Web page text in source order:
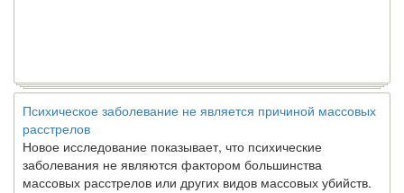
Психическое заболевание не является причиной массовых
расстрелов
Новое исследование показывает, что психические
заболевания не являются фактором большинства
массовых расстрелов или других видов массовых убийств.